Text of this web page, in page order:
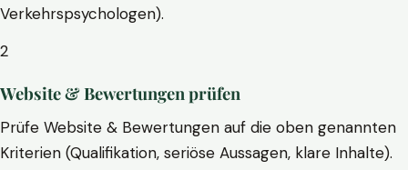
Verkehrspsychologen).
2
Website & Bewertungen prüfen
Prüfe Website & Bewertungen auf die oben genannten
Kriterien (Qualifikation, seriöse Aussagen, klare Inhalte).